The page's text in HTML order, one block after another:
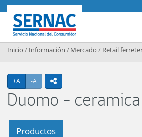
Contenido principal
SERNAC
Inicio / Información / Mercado / Retail
+A Agrandar texto
-A Achicar textoicono compartir
Duomo -
Productos